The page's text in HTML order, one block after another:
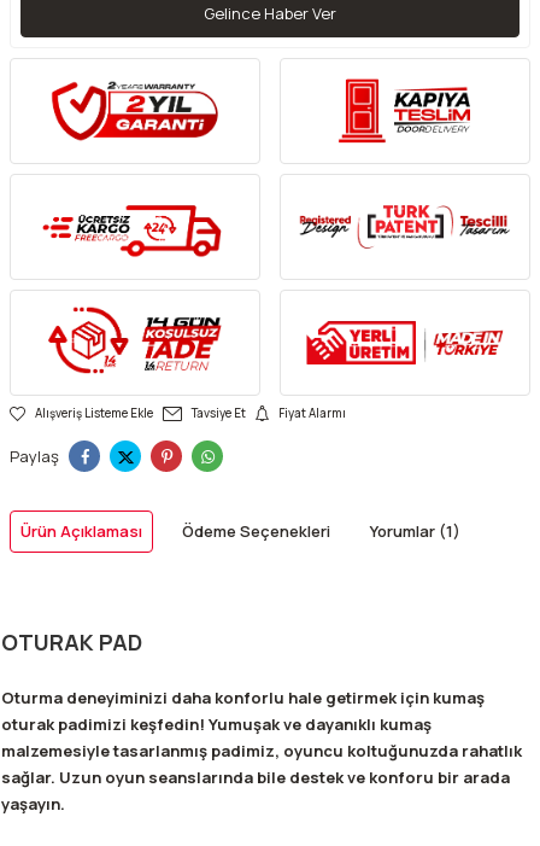
Gelince Haber Ver
Alışveriş Listeme Ekle Tavsiye Et Fiyat Alarmı
Paylaş
Ürün Açıklaması Ödeme Seçenekleri Yorumlar (1)
OTURAK PAD
Oturma deneyiminizi daha konforlu hale getirmek için kumaş
oturak padimizi keşfedin! Yumuşak ve dayanıklı kumaş
malzemesiyle tasarlanmış padimiz, oyuncu koltuğunuzda rahatlık
sağlar. Uzun oyun seanslarında bile destek ve konforu bir arada
yaşayın.